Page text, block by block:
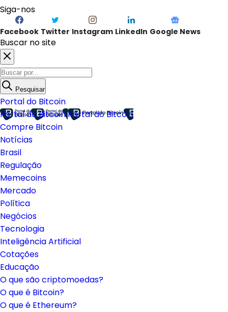
Siga-nos
Facebook Twitter Instagram LinkedIn Google News
Buscar no site
Pesquisar
Portal do Bitcoin
Portal do BitcoinPortal do Bitcoin
Compre Bitcoin
Notícias
Brasil
Regulação
Memecoins
Mercado
Política
Negócios
Tecnologia
Inteligência Artificial
Cotações
Educação
O que são criptomoedas?
O que é Bitcoin?
O que é Ethereum?